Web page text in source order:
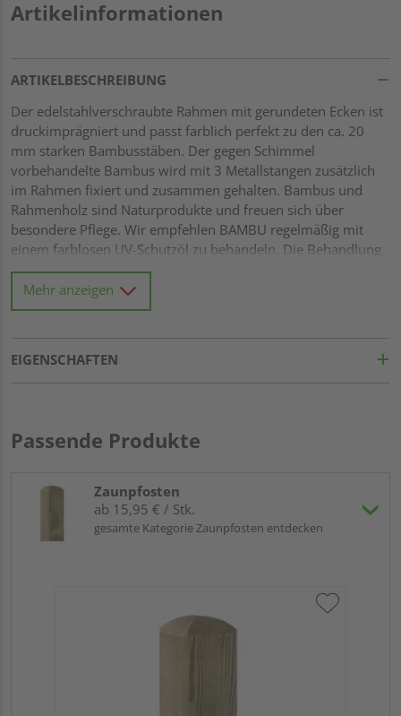
Artikelinformationen
ARTIKELBESCHREIBUNG
Der edelstahlverschraubte Rahmen mit gerundeten Ecken ist
druckimprägniert und passt farblich perfekt zu den ca. 20
mm starken Bambusstäben. Der gegen Schimmel
vorbehandelte Bambus wird mit 3 Metallstangen zusätzlich
im Rahmen fixiert und zusammen gehalten. Bambus und
Rahmenholz sind Naturprodukte und freuen sich über
besondere Pflege. Wir empfehlen BAMBU regelmäßig mit
einem farblosen UV-Schutzöl zu behandeln. Die Behandlung
wirkt schmutz- und wasserabweisend, beugt Pilz- und
Schimmelbildung vor und schützt vor UV-Strahlung. Stabiler
Rahmen 42 x 68 mm mit verzapften Ecken Rahmen aus
mm starken Bambusstäben Fixiert mit 3 Edelstahlstangen
Mehr anzeigen
EIGENSCHAFTEN
Passende Produkte
Zaunpfosten
ab 15,95 € / Stk.
gesamte Kategorie Zaunpfosten entdecken